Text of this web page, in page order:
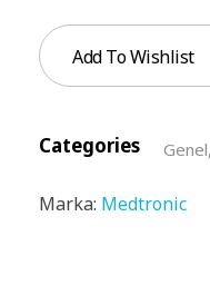
Add To Wishlist
Categories Genel,
Marka: Medtronic